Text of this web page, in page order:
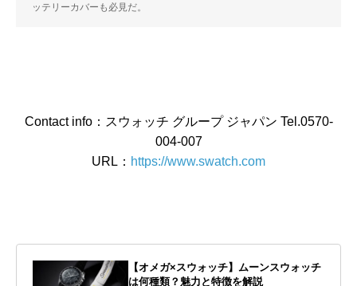
ッテリーカバーも必見だ。
Contact info：スウォッチ グループ ジャパン Tel.0570-
004-007
URL： https://www.swatch.com
【オメガ×スウォッチ】ムーンスウォッチ
は何種類？魅力と特徴を解説